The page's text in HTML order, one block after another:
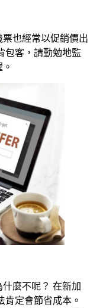
也經常以促銷價出
包客，請勤勉地監
麼不呢？ 在新加
肯定會節省成本。